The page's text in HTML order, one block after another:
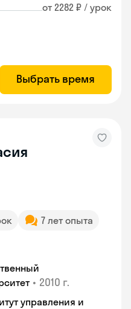
от 2282 ₽ / урок
Выбрать время
7 лет опыта
• 2010 г.
управления и